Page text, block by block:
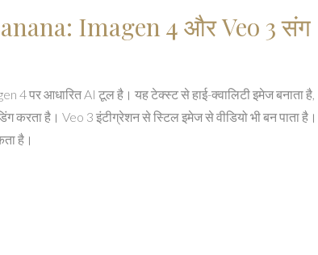
Imagen 4 और Veo 3 संग
4 पर आधारित AI टूल है। यह टेक्स्ट से हाई-क्वालिटी इमेज बनाता है,
करता है। Veo 3 इंटीग्रेशन से स्टिल इमेज से वीडियो भी बन पाता है।
है।